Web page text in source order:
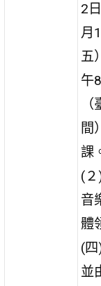
2
月
五
午
間
課
(
音
體
(
並